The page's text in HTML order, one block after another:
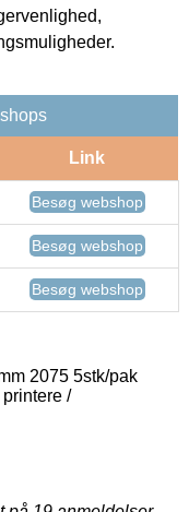
Link
Besøg webshop
Besøg webshop
Besøg webshop
2075 5stk/pak
/